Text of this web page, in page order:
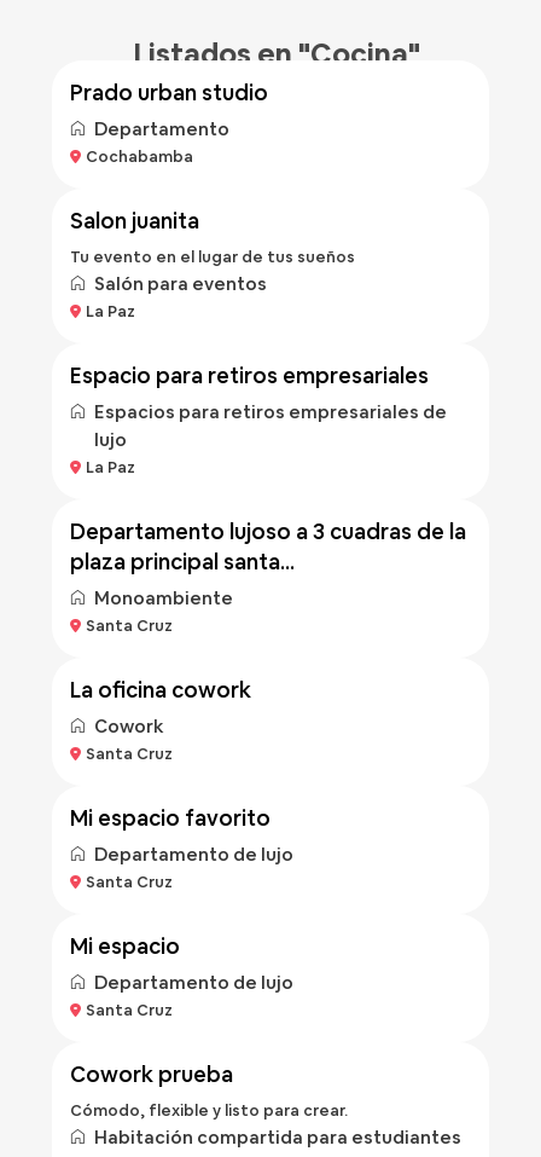
Listados en "Cocina"
prado urban studio
Departamento
Cochabamba
Bs 50/hora
salon juanita
Tu evento en el lugar de tus sueños
Salón para eventos
La Paz
Bs 500
espacio para retiros empresariales
Espacios para retiros empresariales de
lujo
La Paz
Bs 500
departamento lujoso a 3 cuadras de la
plaza principal santa...
Monoambiente
Santa Cruz
la oficina cowork
Cowork
Santa Cruz
Bs 400/noche
mi espacio favorito
Departamento de lujo
Santa Cruz
Bs 400/noche
mi espacio
Departamento de lujo
Santa Cruz
Bs 100/hora
cowork prueba
Cómodo, flexible y listo para crear.
Habitación compartida para estudiantes